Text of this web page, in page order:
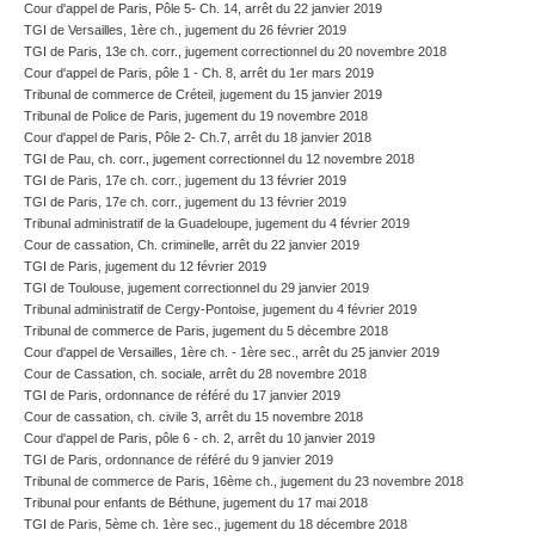
Cour d'appel de Paris, Pôle 5- Ch. 14, arrêt du 22 janvier 2019
TGI de Versailles, 1ère ch., jugement du 26 février 2019
TGI de Paris, 13e ch. corr., jugement correctionnel du 20 novembre 2018
Cour d'appel de Paris, pôle 1 - Ch. 8, arrêt du 1er mars 2019
Tribunal de commerce de Créteil, jugement du 15 janvier 2019
Tribunal de Police de Paris, jugement du 19 novembre 2018
Cour d'appel de Paris, Pôle 2- Ch.7, arrêt du 18 janvier 2018
TGI de Pau, ch. corr., jugement correctionnel du 12 novembre 2018
TGI de Paris, 17e ch. corr., jugement du 13 février 2019
TGI de Paris, 17e ch. corr., jugement du 13 février 2019
Tribunal administratif de la Guadeloupe, jugement du 4 février 2019
Cour de cassation, Ch. criminelle, arrêt du 22 janvier 2019
TGI de Paris, jugement du 12 février 2019
TGI de Toulouse, jugement correctionnel du 29 janvier 2019
Tribunal administratif de Cergy-Pontoise, jugement du 4 février 2019
Tribunal de commerce de Paris, jugement du 5 décembre 2018
Cour d'appel de Versailles, 1ère ch. - 1ère sec., arrêt du 25 janvier 2019
Cour de Cassation, ch. sociale, arrêt du 28 novembre 2018
TGI de Paris, ordonnance de référé du 17 janvier 2019
Cour de cassation, ch. civile 3, arrêt du 15 novembre 2018
Cour d'appel de Paris, pôle 6 - ch. 2, arrêt du 10 janvier 2019
TGI de Paris, ordonnance de référé du 9 janvier 2019
Tribunal de commerce de Paris, 16ème ch., jugement du 23 novembre 2018
Tribunal pour enfants de Béthune, jugement du 17 mai 2018
TGI de Paris, 5ème ch. 1ère sec., jugement du 18 décembre 2018